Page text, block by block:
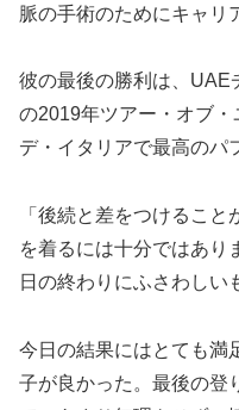
脈の手術のためにキャリ
彼の最後の勝利は、UAE
の2019年ツアー・オブ・
デ・イタリアで最高のパ
「後続と差をつけるこ
を着るには十分ではあり
日の終わりにふさわしい
今日の結果にはとても満
子が良かった。最後の登